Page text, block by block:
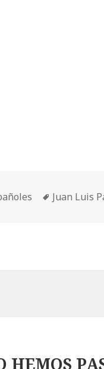
Etiquetas
Juan Luis
HEMOS